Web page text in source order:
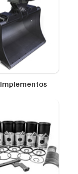
Implementos